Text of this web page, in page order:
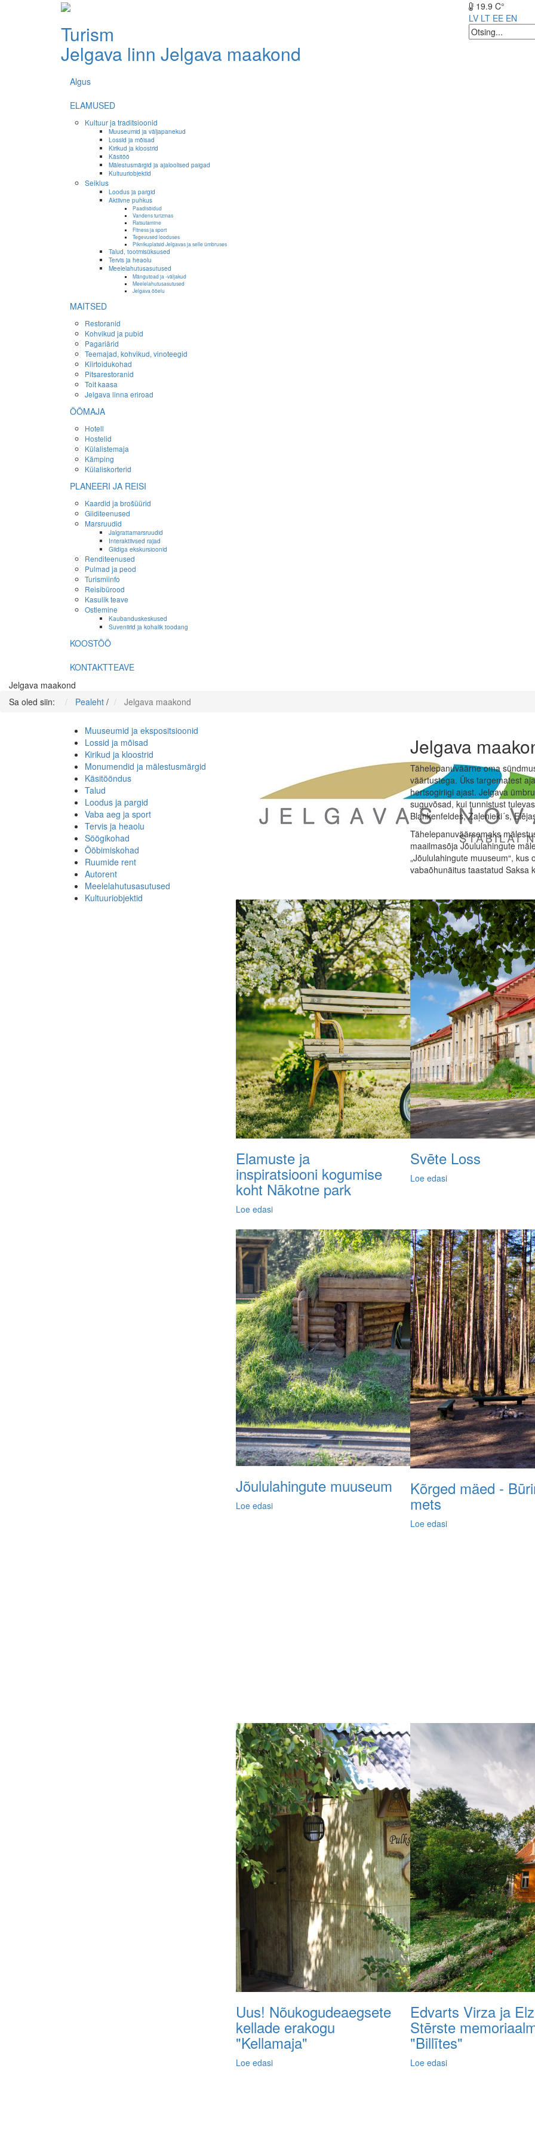
Turism
Jelgava linn Jelgava maakond
19.9 C°
LV LT EE EN
Algus
ELAMUSED
Kultuur ja traditsioonid
Muuseumid ja väljapanekud
Lossid ja mõisad
Kirikud ja kloostrid
Käsitöö
Mälestusmärgid ja ajaloolised paigad
Kultuuriobjektid
Seiklus
Loodus ja pargid
Aktiivne puhkus
Paadisõidud
Vandens turizmas
Ratsutamine
Fitness ja sport
Tegevused looduses
Piknikuplatsid Jelgavas ja selle ümbruses
Talud, tootmisüksused
Tervis ja heaolu
Meelelahutusasutused
Mängutoad ja -väljakud
Meelelahutusasutused
Jelgava ööelu
MAITSED
Restoranid
Kohvikud ja pubid
Pagariärid
Teemajad, kohvikud, vinoteegid
Kiirtoidukohad
Pitsarestoranid
Toit kaasa
Jelgava linna eriroad
ÖÖMAJA
Hotell
Hostelid
Külalistemaja
Kämping
Külaliskorterid
PLANEERI JA REISI
Kaardid ja brošüürid
Giiditeenused
Marsruudid
Jalgrattamarsruudid
Interaktiivsed rajad
Giidiga ekskursioonid
Renditeenused
Pulmad ja peod
Turismiinfo
Reisibürood
Kasulik teave
Ostlemine
Kaubanduskeskused
Suveniirid ja kohalik toodang
KOOSTÖÖ
KONTAKTTEAVE
Jelgava maakond
Sa oled siin:
Pealeht / Jelgava maakond
Muuseumid ja ekspositsioonid
Lossid ja mõisad
Kirikud ja kloostrid
Monumendid ja mälestusmärgid
Käsitööndus
Talud
Loodus ja pargid
Vaba aeg ja sport
Tervis ja heaolu
Söögikohad
Ööbimiskohad
Ruumide rent
Autorent
Meelelahutusasutused
Kultuuriobjektid
Jelgava
Tähelepanuväärne oma
väärtustega. Üks targematest
hertsogiriigi ajast. Jelgava
suguvõsad, kui tunnistust
Blankenfeldes, Zaļenieki´s,
Tähelepanuväärsemaks
maailmasõja Jõululahingute
„Jõululahingute muuseum“,
vabaõhunäitus taastatud Saksa
Elamuste ja
inspiratsiooni kogumise
koht Nākotne park
Loe edasi
Svēte Loss
Loe edasi
Jõululahingute muuseum
Loe edasi
Kõrged mäed -
mets
Loe edasi
Uus! Nõukogudeaegsete
kellade erakogu
"Kellamaja"
Loe edasi
Edvarts Virza ja
Stērste
"Billītes"
Loe edasi